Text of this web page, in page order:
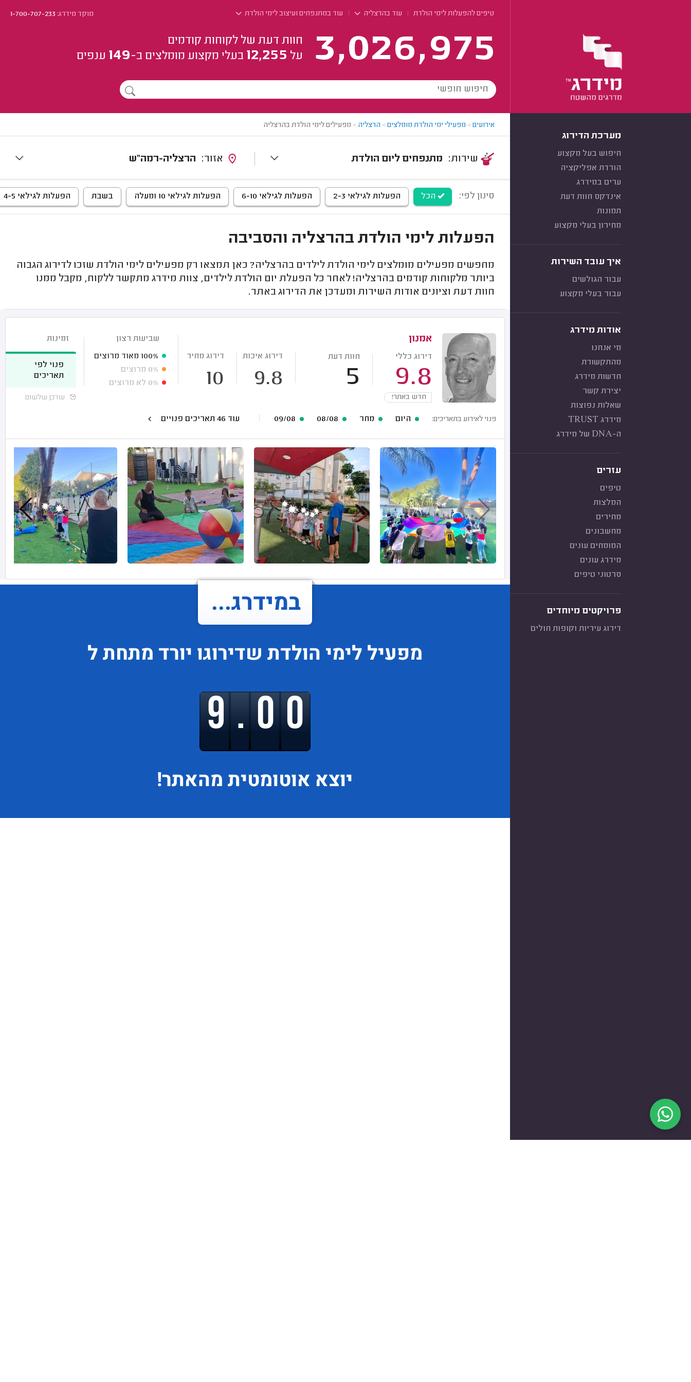
טיפים להפעלות לימי הולדת עוד בהרצליה עוד במתנפחים ועיצוב לימי הולדת מוקד מידרג:1-700-707-233
3,026,975
חוות דעת של לקוחות קודמים
על 12,255 בעלי מקצוע מומלצים ב-149 ענפים
מערכת הדירוג
חיפוש בעל מקצוע
הורדת אפליקציה
ערים במידרג
אינדקס חוות דעת
תמונות
מחירון בעלי מקצוע
איך עובד השירות
עבור הגולשים
עבור בעלי מקצוע
אודות מידרג
מי אנחנו
מהתקשורת
חדשות מידרג
יצירת קשר
שאלות נפוצות
מידרג TRUST
ה-DNA של מידרג
עזרים
טיפים
המלצות
מחירים
מחשבונים
המומחים עונים
מידרג עונים
סרטוני טיפים
פרויקטים מיוחדים
דירוג עיריות וקופות חולים
אירועים> מפעילי ימי הולדת מומלצים> הרצליה > מפעילים לימי הולדת בהרצליה
מתנפחים ליום הולדת הרצליה-רמה"ש
סינון לפי: הכל הפעלות לגילאי 2-3 הפעלות לגילאי 6-10 הפעלות לגילאי 10 ומעלה בשבת הפעלות לגילאי 4-5
הפעלות לימי הולדת בהרצליה והסביבה
מחפשים מפעילים מומלצים לימי הולדת לילדים בהרצליה? כאן תמצאו רק מפעילים לימי הולדת שזכו לדירוג הגבוה
ביותר מלקוחות קודמים בהרצליה! לאחר כל הפעלת יום הולדת לילדים, צוות מידרג מתקשר ללקוח, מקבל ממנו
חוות דעת וציונים אודות השירות ומעדכן את הדירוג באתר.
אמנון
דירוג כללי
9.8
חוות דעת
5
דירוג איכות
9.8
דירוג מחיר
10
חדש באתר!
שביעות רצון
100% מאוד מרוצים
0% מרוצים
0% לא מרוצים
זמינות
פנוי לפי
תאריכים
עודכן שלשום
פנוי לאירוע בתאריכים: היום מחר עוד 46 תאריכים פנויים
במידרג...
מפעיל לימי הולדת שדירוגו יורד מתחת ל
9.00
יוצא אוטומטית מהאתר!